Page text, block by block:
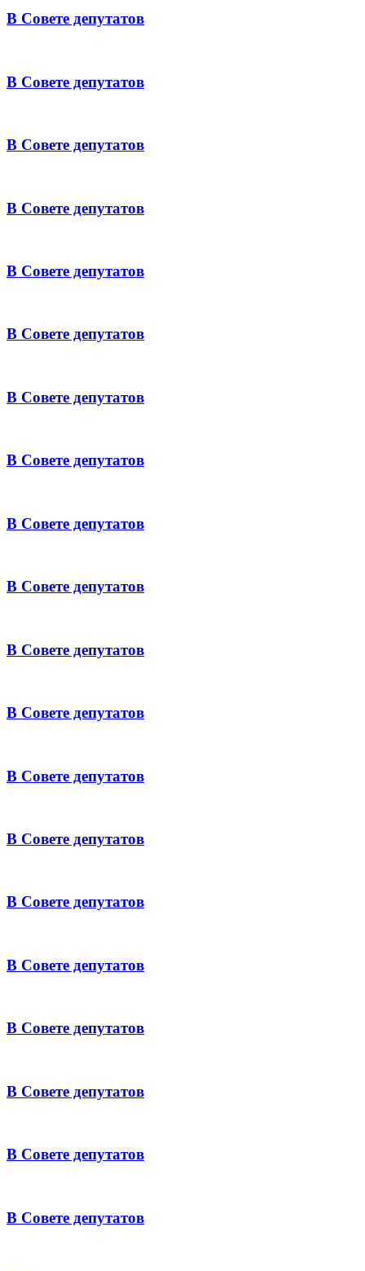
В Совете депутатов
В Совете депутатов
В Совете депутатов
В Совете депутатов
В Совете депутатов
В Совете депутатов
В Совете депутатов
В Совете депутатов
В Совете депутатов
В Совете депутатов
В Совете депутатов
В Совете депутатов
В Совете депутатов
В Совете депутатов
В Совете депутатов
В Совете депутатов
В Совете депутатов
В Совете депутатов
В Совете депутатов
В Совете депутатов